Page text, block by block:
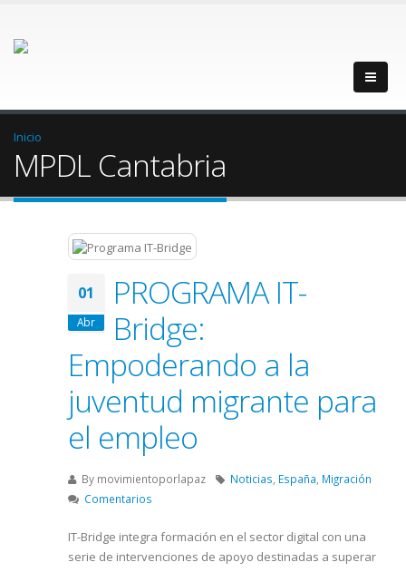
Inicio
MPDL Cantabria
01
Abr
PROGRAMA IT-
Bridge:
Empoderando a la
juventud migrante para
el empleo
By movimientoporlapaz Noticias España Migración
Comentarios
IT-Bridge integra formación en el sector digital con una
serie de intervenciones de apoyo destinadas a superar